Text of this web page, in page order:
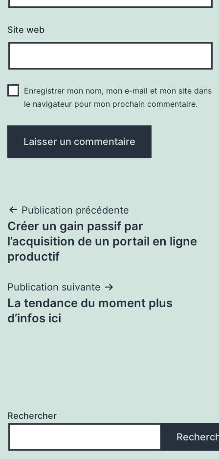
Site web
Enregistrer mon nom, mon e-mail et mon site dans
le navigateur pour mon prochain commentaire.
Navigation
de
l’article
Publication précédente
Créer un gain passif par
l’acquisition de un portail en ligne
productif
Publication suivante
La tendance du moment plus
d’infos ici
Rechercher